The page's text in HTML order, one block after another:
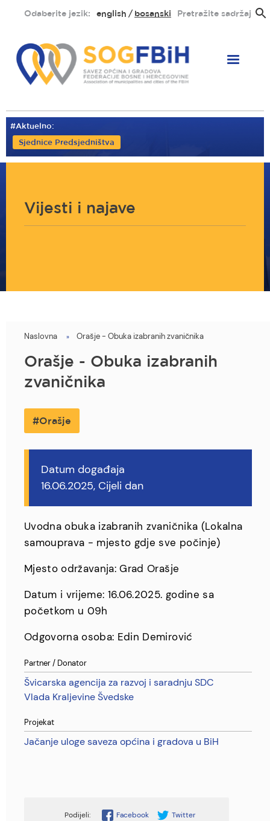
sadržaj
Odaberite jezik: english bosanski Pretražite sadržaj
#Aktuelno:
Sjednice Predsjedništva
Vijesti i najave
You
are
here
Naslovna Orašje - Obuka izabranih zvaničnika
Orašje - Obuka izabranih
zvaničnika
Orašje
Datum događaja
16.06.2025, Cijeli dan
Uvodna obuka izabranih zvaničnika (Lokalna
samouprava - mjesto gdje sve počinje)
Mjesto održavanja: Grad Orašje
Datum i vrijeme: 16.06.2025. godine sa
početkom u 09h
Odgovorna osoba: Edin Demirović
Partner / Donator
Švicarska agencija za razvoj i saradnju SDC
Vlada Kraljevine Švedske
Projekat
Jačanje uloge saveza općina i gradova u BiH
Facebook Twitter